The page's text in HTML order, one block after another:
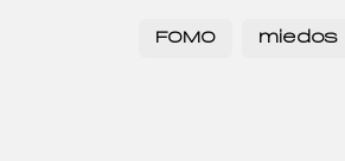
FOMO miedos